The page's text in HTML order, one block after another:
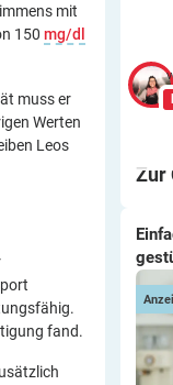
mit
150 mg/dl
muss er
Werten
Leos
fand.
Zur